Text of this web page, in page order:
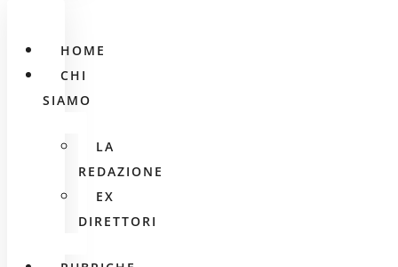
HOME
CHI
SIAMO
LA
REDAZIONE
EX
DIRETTORI